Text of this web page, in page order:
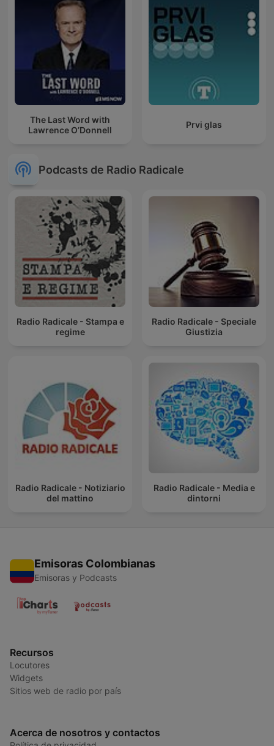
The Last Word with
Lawrence O’Donnell
Prvi glas
Podcasts de Radio Radicale
Radio Radicale - Stampa e
regime
Radio Radicale - Speciale
Giustizia
Radio Radicale - Notiziario
del mattino
Radio Radicale - Media e
dintorni
Emisoras Colombianas
Emisoras y Podcasts
Recursos
Locutores
Widgets
Sitios web de radio por país
Acerca de nosotros y contactos